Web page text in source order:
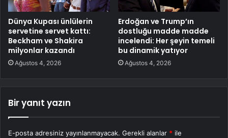
Dünya Kupası ünlülerin
servetine servet kattı:
Beckham ve Shakira
milyonlar kazandı
Ağustos 4, 2026
Erdoğan ve Trump’ın
dostluğu madde madde
incelendi: Her şeyin temeli
bu dinamik yatıyor
Ağustos 4, 2026
Bir yanıt yazın
E-posta adresiniz yayınlanmayacak. Gerekli alanlar * ile